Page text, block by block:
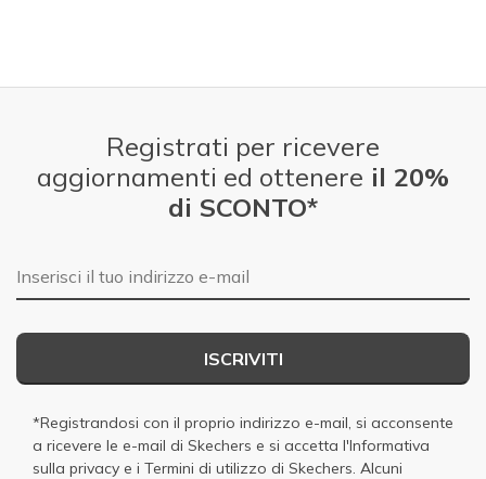
Registrati per ricevere
aggiornamenti ed ottenere il 20%
di SCONTO*
E-mail
ISCRIVITI
*Registrandosi con il proprio indirizzo e-mail, si acconsente
a ricevere le e-mail di Skechers e si accetta l'Informativa
sulla privacy e i Termini di utilizzo di Skechers. Alcuni